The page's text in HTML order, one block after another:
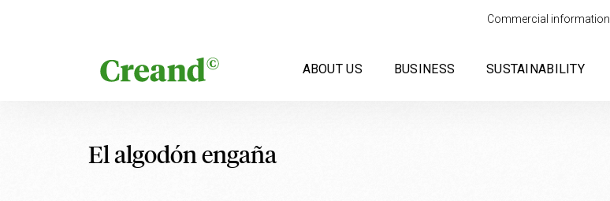
Commercial information
ABOUT US BUSINESS SUSTAINABILITY
El algodón engaña